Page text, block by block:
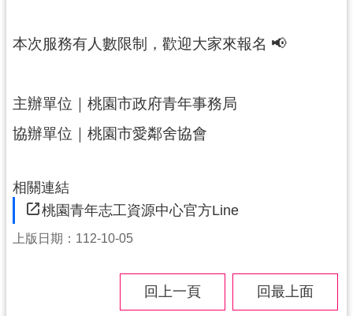
政
桃
園
府
隱
私
本次服務有人數限制，歡迎大家來報名 📢
主辦單位｜桃園市政府青年事務局
協辦單位｜桃園市愛鄰舍協會
相關連結
桃園青年志工資源中心官方Line
上版日期：112-10-05
回上一頁 回最上面